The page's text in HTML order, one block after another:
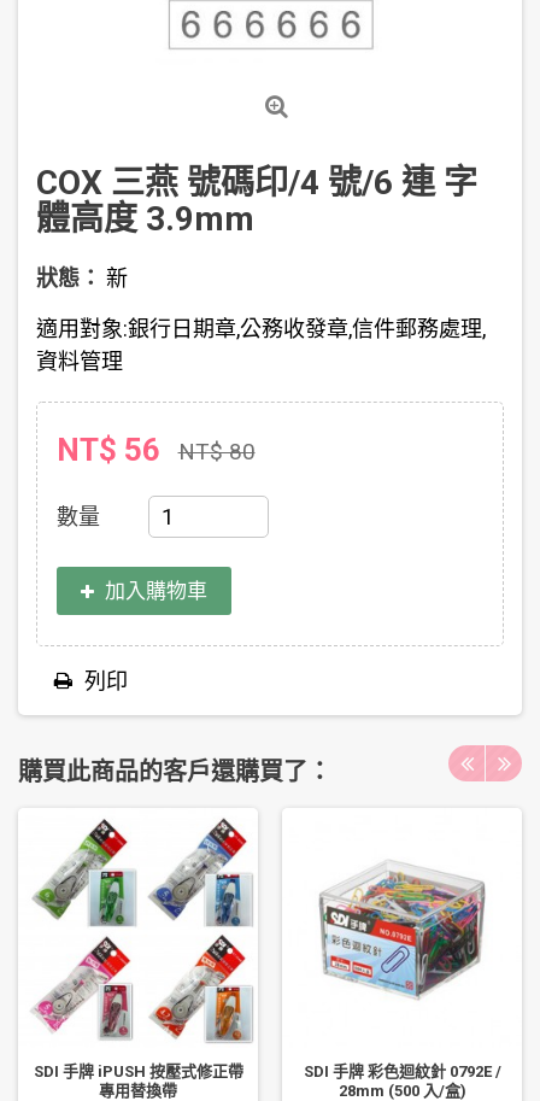
COX 三燕 號碼印/4 號/6 連 字
體高度 3.9mm
狀態： 新
適用對象:銀行日期章,公務收發章,信件郵務處理,
資料管理
NT$ 56 NT$ 80
數量
加入購物車
列印
購買此商品的客戶還購買了：
SDI 手牌 iPUSH 按壓式修正帶
專用替換帶
SDI 手牌 彩色迴紋針 0792E /
28mm (500 入/盒)